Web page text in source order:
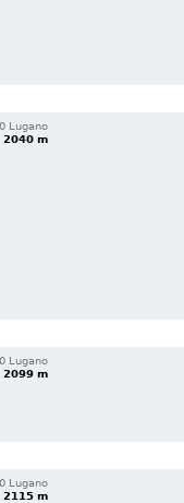
Lugano
2040 m
Lugano
2099 m
Lugano
2115 m